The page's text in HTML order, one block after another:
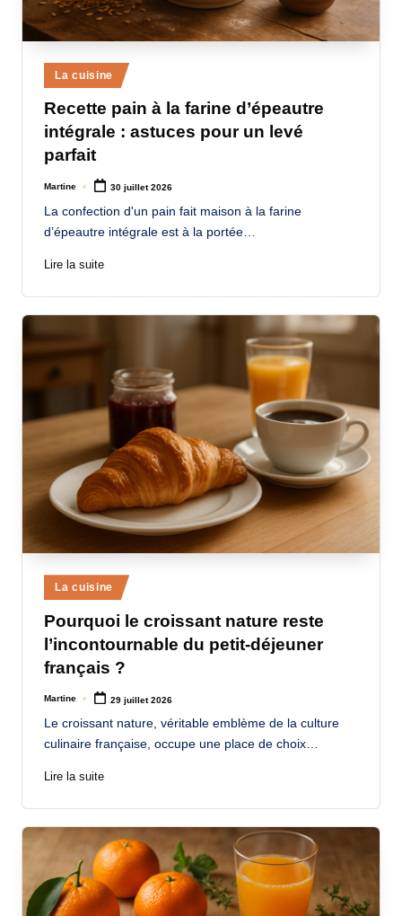
Posted
in
La cuisine
Recette pain à la farine d’épeautre
intégrale : astuces pour un levé
parfait
Posted
Martine 30 juillet 2026
La confection d'un pain fait maison à la farine
d’épeautre intégrale est à la portée…
Lire la suite
Posted
in
La cuisine
Pourquoi le croissant nature reste
l’incontournable du petit-déjeuner
français ?
Posted
Martine 29 juillet 2026
Le croissant nature, véritable emblème de la culture
culinaire française, occupe une place de choix…
Lire la suite